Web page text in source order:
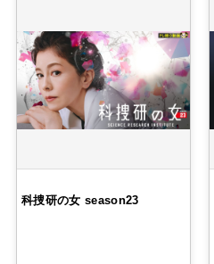
科捜研の女 season23